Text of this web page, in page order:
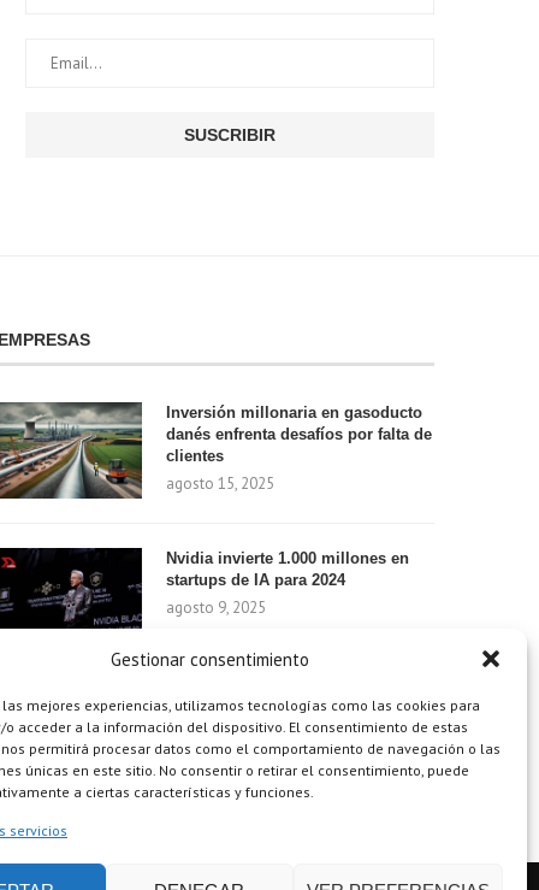
Gestionar consentimiento
las mejores experiencias, utilizamos tecnologías como las cookies para
acceder a la información del dispositivo. El consentimiento de estas
permitirá procesar datos como el comportamiento de navegación o las
únicas en este sitio. No consentir o retirar el consentimiento, puede
a ciertas características y funciones.
servicios
Inversión millonaria en gasoducto
danés enfrenta desafíos por falta de
clientes
agosto 15, 2025
Nvidia invierte 1.000 millones en
startups de IA para 2024
agosto 9, 2025
¿Cómo el Método de Tres Sillas de
Walt Disney Puede Transformar Tu
Productividad?
agosto 9, 2025